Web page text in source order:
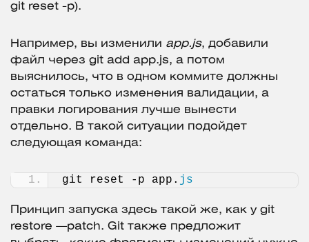
git reset -p).
Например, вы изменили app.js, добавили
файл через git add app.js, а потом
выяснилось, что в одном коммите должны
остаться только изменения валидации, а
правки логирования лучше вынести
отдельно. В такой ситуации подойдет
следующая команда:
git reset -p app. js
Принцип запуска здесь такой же, как у git
restore —patch. Git также предложит